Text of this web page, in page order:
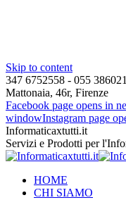
Skip to content
347 6752558 - 055
Mattonaia, 46r, Firenze
Facebook page opens in
windowInstagram page
Informaticaxtutti.it
Servizi e Prodotti per
HOME
CHI SIAMO